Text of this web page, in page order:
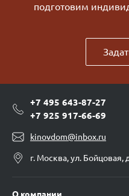
подготовим
+7 495 643-87-27
+7 925 917-66-69
kinovdom@inbox.ru
г. Москва, ул. Бойцовая,
О компании